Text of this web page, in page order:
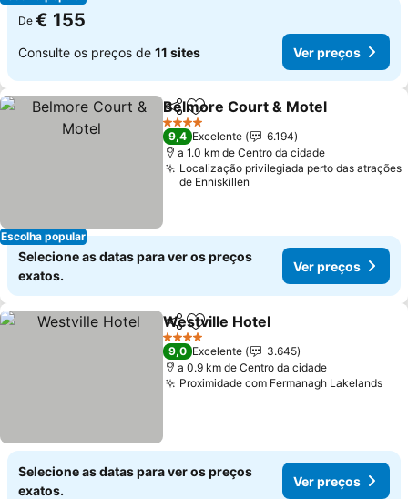
De € 155
Consulte os preços de 11 sites Ver preços
Escolha popular
PartilharAdicionar aos favoritos
Belmore Court & Motel
4 Estrelas
9,4 Excelente
6.194
a 1.0 km de Centro da cidade
Localização privilegiada perto das atrações
de Enniskillen
Selecione as datas para ver os preços
exatos.
Ver preços
PartilharAdicionar aos favoritos
Westville Hotel
4 Estrelas
9,0 Excelente
3.645
a 0.9 km de Centro da cidade
Proximidade com Fermanagh Lakelands
Selecione as datas para ver os preços
exatos.
Ver preços